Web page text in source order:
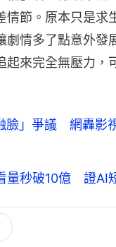
情節。原本只是求
劇情多了點意外發
起來完全無壓力，
臉」爭議 網轟影
量秒破10億 證AI